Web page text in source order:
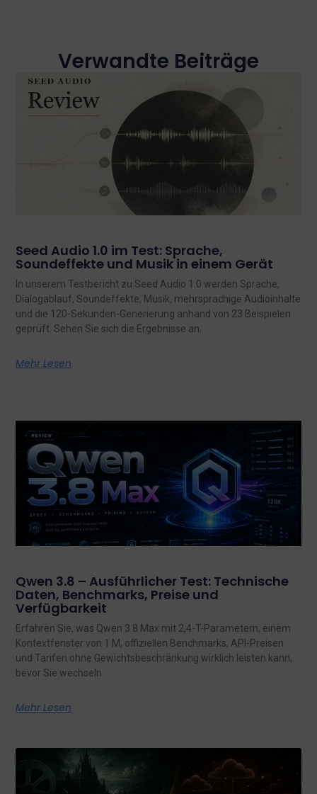
Verwandte Beiträge
Seed Audio 1.0 im Test: Sprache,
Soundeffekte und Musik in einem Gerät
In unserem Testbericht zu Seed Audio 1.0 werden Sprache,
Dialogablauf, Soundeffekte, Musik, mehrsprachige Audioinhalte
und die 120-Sekunden-Generierung anhand von 23 Beispielen
geprüft. Sehen Sie sich die Ergebnisse an.
Mehr Lesen
Qwen 3.8 – Ausführlicher Test: Technische
Daten, Benchmarks, Preise und
Verfügbarkeit
Erfahren Sie, was Qwen 3.8 Max mit 2,4-T-Parametern, einem
Kontextfenster von 1 M, offiziellen Benchmarks, API-Preisen
und Tarifen ohne Gewichtsbeschränkung wirklich leisten kann,
bevor Sie wechseln.
Mehr Lesen